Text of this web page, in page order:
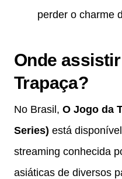
perder o charme
Onde
Trapaça?
No Brasil, O Jogo da
Series) está
streaming conhecida
asiáticas de diversos